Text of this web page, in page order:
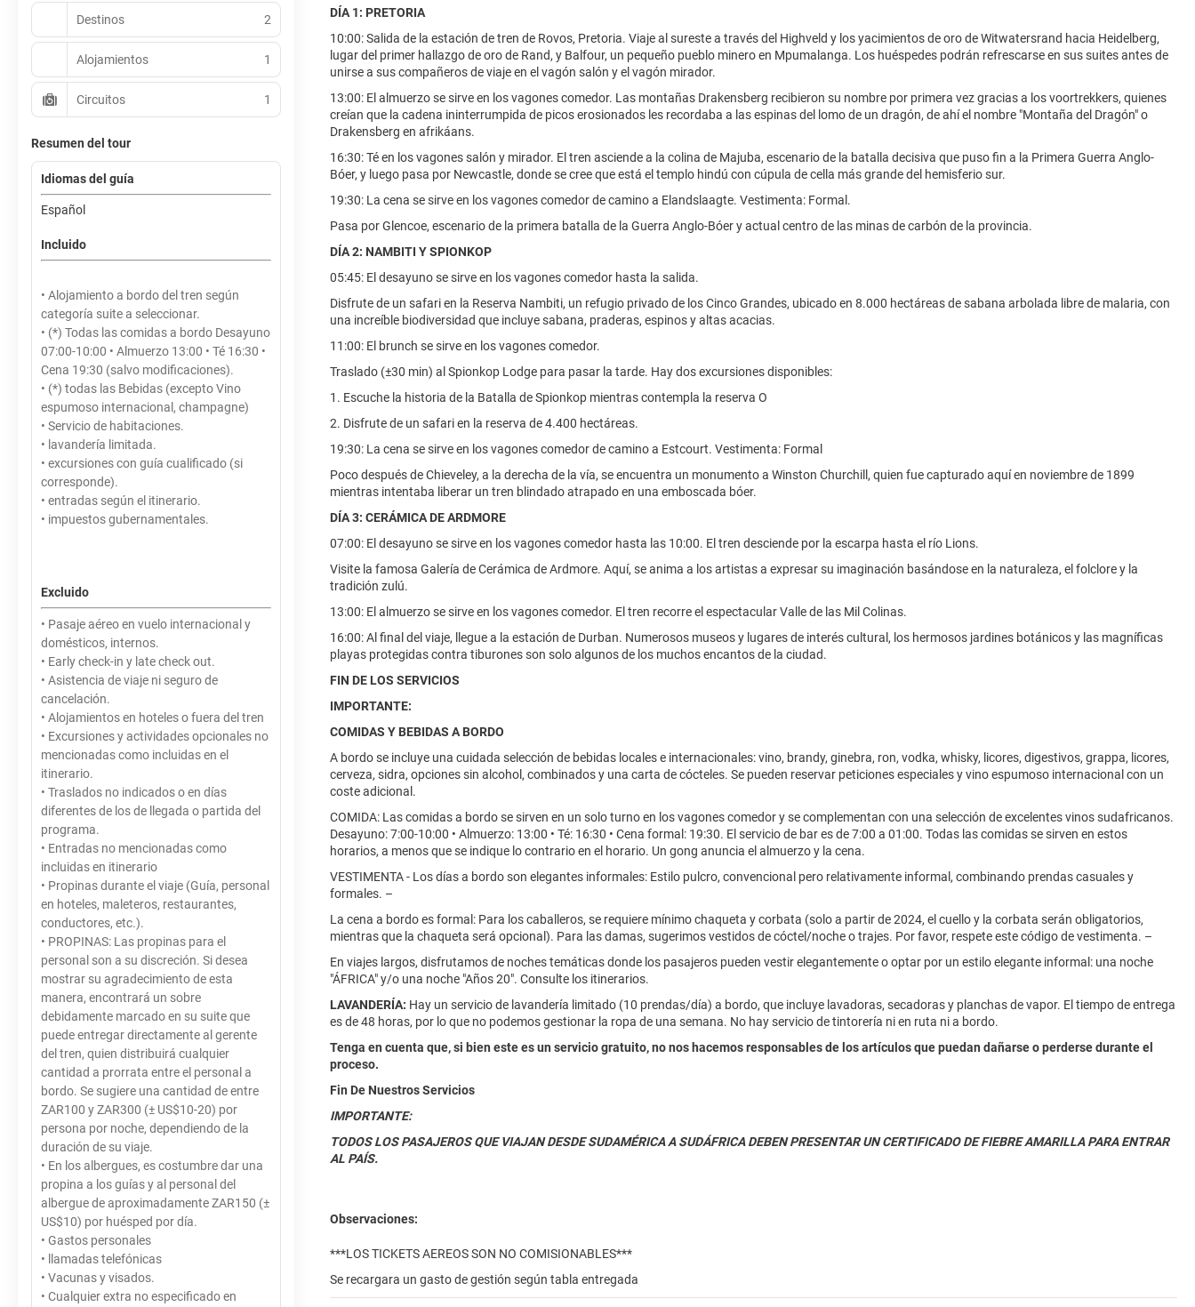
DÍA 1: PRETORIA
10:00: Salida de la estación de tren de Rovos, Pretoria. Viaje al sureste a través del Highveld y los yacimientos de oro de Witwatersrand hacia Heidelberg,
lugar del primer hallazgo de oro de Rand, y Balfour, un pequeño pueblo minero en Mpumalanga. Los huéspedes podrán refrescarse en sus suites antes de
unirse a sus compañeros de viaje en el vagón salón y el vagón mirador.
13:00: El almuerzo se sirve en los vagones comedor. Las montañas Drakensberg recibieron su nombre por primera vez gracias a los voortrekkers, quienes
creían que la cadena ininterrumpida de picos erosionados les recordaba a las espinas del lomo de un dragón, de ahí el nombre "Montaña del Dragón" o
Drakensberg en afrikáans.
16:30: Té en los vagones salón y mirador. El tren asciende a la colina de Majuba, escenario de la batalla decisiva que puso fin a la Primera Guerra Anglo-
Bóer, y luego pasa por Newcastle, donde se cree que está el templo hindú con cúpula de cella más grande del hemisferio sur.
19:30: La cena se sirve en los vagones comedor de camino a Elandslaagte. Vestimenta: Formal.
Pasa por Glencoe, escenario de la primera batalla de la Guerra Anglo-Bóer y actual centro de las minas de carbón de la provincia.
DÍA 2: NAMBITI Y SPIONKOP
05:45: El desayuno se sirve en los vagones comedor hasta la salida.
Disfrute de un safari en la Reserva Nambiti, un refugio privado de los Cinco Grandes, ubicado en 8.000 hectáreas de sabana arbolada libre de malaria, con
una increíble biodiversidad que incluye sabana, praderas, espinos y altas acacias.
11:00: El brunch se sirve en los vagones comedor.
Traslado (±30 min) al Spionkop Lodge para pasar la tarde. Hay dos excursiones disponibles:
1. Escuche la historia de la Batalla de Spionkop mientras contempla la reserva O
2. Disfrute de un safari en la reserva de 4.400 hectáreas.
19:30: La cena se sirve en los vagones comedor de camino a Estcourt. Vestimenta: Formal
Poco después de Chieveley, a la derecha de la vía, se encuentra un monumento a Winston Churchill, quien fue capturado aquí en noviembre de 1899
mientras intentaba liberar un tren blindado atrapado en una emboscada bóer.
DÍA 3: CERÁMICA DE ARDMORE
07:00: El desayuno se sirve en los vagones comedor hasta las 10:00. El tren desciende por la escarpa hasta el río Lions.
Visite la famosa Galería de Cerámica de Ardmore. Aquí, se anima a los artistas a expresar su imaginación basándose en la naturaleza, el folclore y la
tradición zulú.
13:00: El almuerzo se sirve en los vagones comedor. El tren recorre el espectacular Valle de las Mil Colinas.
16:00: Al final del viaje, llegue a la estación de Durban. Numerosos museos y lugares de interés cultural, los hermosos jardines botánicos y las magníficas
playas protegidas contra tiburones son solo algunos de los muchos encantos de la ciudad.
FIN DE LOS SERVICIOS
IMPORTANTE:
COMIDAS Y BEBIDAS A BORDO
A bordo se incluye una cuidada selección de bebidas locales e internacionales: vino, brandy, ginebra, ron, vodka, whisky, licores, digestivos, grappa, licores,
cerveza, sidra, opciones sin alcohol, combinados y una carta de cócteles. Se pueden reservar peticiones especiales y vino espumoso internacional con un
coste adicional.
COMIDA: Las comidas a bordo se sirven en un solo turno en los vagones comedor y se complementan con una selección de excelentes vinos sudafricanos.
Desayuno: 7:00-10:00 • Almuerzo: 13:00 • Té: 16:30 • Cena formal: 19:30. El servicio de bar es de 7:00 a 01:00. Todas las comidas se sirven en estos
horarios, a menos que se indique lo contrario en el horario. Un gong anuncia el almuerzo y la cena.
VESTIMENTA - Los días a bordo son elegantes informales: Estilo pulcro, convencional pero relativamente informal, combinando prendas casuales y
formales. –
La cena a bordo es formal: Para los caballeros, se requiere mínimo chaqueta y corbata (solo a partir de 2024, el cuello y la corbata serán obligatorios,
mientras que la chaqueta será opcional). Para las damas, sugerimos vestidos de cóctel/noche o trajes. Por favor, respete este código de vestimenta. –
En viajes largos, disfrutamos de noches temáticas donde los pasajeros pueden vestir elegantemente o optar por un estilo elegante informal: una noche
"ÁFRICA" y/o una noche "Años 20". Consulte los itinerarios.
LAVANDERÍA: Hay un servicio de lavandería limitado (10 prendas/día) a bordo, que incluye lavadoras, secadoras y planchas de vapor. El tiempo de entrega
es de 48 horas, por lo que no podemos gestionar la ropa de una semana. No hay servicio de tintorería ni en ruta ni a bordo.
Tenga en cuenta que, si bien este es un servicio gratuito, no nos hacemos responsables de los artículos que puedan dañarse o perderse durante el
proceso.
Fin De Nuestros Servicios
IMPORTANTE:
TODOS LOS PASAJEROS QUE VIAJAN DESDE SUDAMÉRICA A SUDÁFRICA DEBEN PRESENTAR UN CERTIFICADO DE FIEBRE AMARILLA PARA ENTRAR
AL PAÍS.
Observaciones:
***LOS TICKETS AEREOS SON NO COMISIONABLES***
Se recargara un gasto de gestión según tabla entregada
Destinos 2
Alojamientos 1
Circuitos 1
Resumen del tour
Idiomas del guía
Español
Incluido
• Alojamiento a bordo del tren según
categoría suite a seleccionar.
• (*) Todas las comidas a bordo Desayuno
07:00-10:00 • Almuerzo 13:00 • Té 16:30 •
Cena 19:30 (salvo modificaciones).
• (*) todas las Bebidas (excepto Vino
espumoso internacional, champagne)
• Servicio de habitaciones.
• lavandería limitada.
• excursiones con guía cualificado (si
corresponde).
• entradas según el itinerario.
• impuestos gubernamentales.
Excluido
• Pasaje aéreo en vuelo internacional y
domésticos, internos.
• Early check-in y late check out.
• Asistencia de viaje ni seguro de
cancelación.
• Alojamientos en hoteles o fuera del tren
• Excursiones y actividades opcionales no
mencionadas como incluidas en el
itinerario.
• Traslados no indicados o en días
diferentes de los de llegada o partida del
programa.
• Entradas no mencionadas como
incluidas en itinerario
• Propinas durante el viaje (Guía, personal
en hoteles, maleteros, restaurantes,
conductores, etc.).
• PROPINAS: Las propinas para el
personal son a su discreción. Si desea
mostrar su agradecimiento de esta
manera, encontrará un sobre
debidamente marcado en su suite que
puede entregar directamente al gerente
del tren, quien distribuirá cualquier
cantidad a prorrata entre el personal a
bordo. Se sugiere una cantidad de entre
ZAR100 y ZAR300 (± US$10-20) por
persona por noche, dependiendo de la
duración de su viaje.
• En los albergues, es costumbre dar una
propina a los guías y al personal del
albergue de aproximadamente ZAR150 (±
US$10) por huésped por día.
• Gastos personales
• llamadas telefónicas
• Vacunas y visados.
• Cualquier extra no especificado en